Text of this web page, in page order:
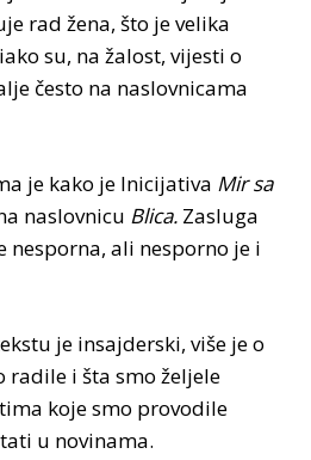
rad žena, što je velika
su, na žalost, vijesti o
često na naslovnicama
je kako je Inicijativa Mir sa
naslovnicu Blica. Zasluga
nesporna, ali nesporno je i
je insajderski, više je o
radile i šta smo željele
koje smo provodile
u novinama.